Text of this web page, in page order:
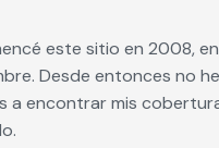
este sitio en 2008,
Desde entonces no
a encontrar mis